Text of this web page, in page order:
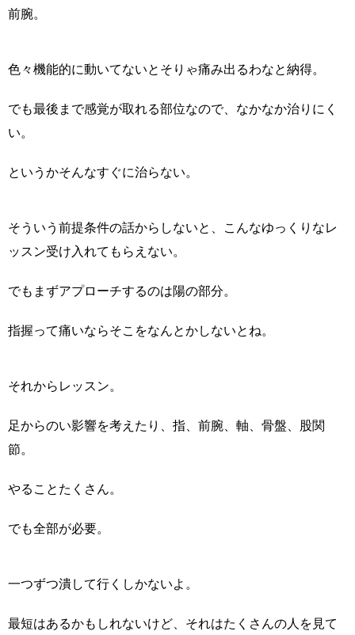
前腕。
色々機能的に動いてないとそりゃ痛み出るわなと納得。
でも最後まで感覚が取れる部位なので、なかなか治りにく
い。
というかそんなすぐに治らない。
そういう前提条件の話からしないと、こんなゆっくりなレ
ッスン受け入れてもらえない。
でもまずアプローチするのは陽の部分。
指握って痛いならそこをなんとかしないとね。
それからレッスン。
足からのい影響を考えたり、指、前腕、軸、骨盤、股関
節。
やることたくさん。
でも全部が必要。
一つずつ潰して行くしかないよ。
最短はあるかもしれないけど、それはたくさんの人を見て